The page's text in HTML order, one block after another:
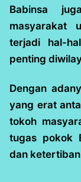
Babinsa
masyarakat
terjadi hal-
penting
Dengan
yang erat
tokoh
tugas pokok
dan